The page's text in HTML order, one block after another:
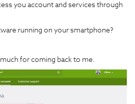
you account and services through
running on your smartphone?
for coming back to me.